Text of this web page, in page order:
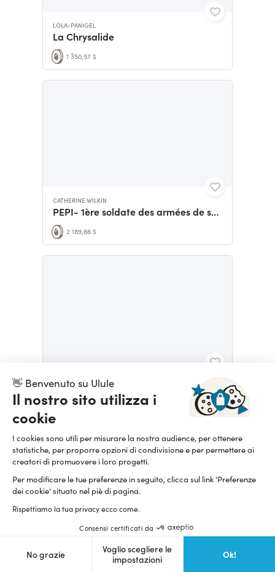
👋 Benvenuto su Ulule
Il nostro sito utilizza i
cookie
I cookies sono utili per misurare la nostra audience, per ottenere
statistiche, per proporre opzioni di condivisione e per permettere ai
creatori di promuovere i loro progetti.
Per modificare le tue preferenze in seguito, clicca sul link 'Preferenze
dei cookie' situato nel piè di pagina.
Rispettiamo la tua privacy ecco come.
Consensi certificati da
No grazie
Voglio scegliere le
impostazioni
Ok!
LOLA-PANIGEL
La Chrysalide
1 350,57 $
CATHERINE WILKIN
PEPI- 1ère soldate des armées de son père
2 189,66 $
333,33 $
CIE LES RIBINES